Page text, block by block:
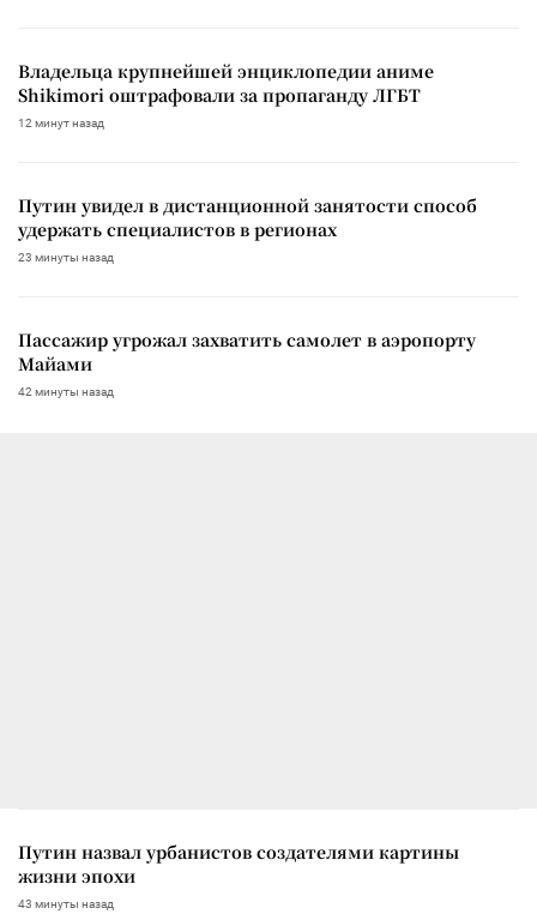
Владельца крупнейшей энциклопедии аниме
Shikimori оштрафовали за пропаганду ЛГБТ
12 минут назад
Путин увидел в дистанционной занятости способ
удержать специалистов в регионах
23 минуты назад
Пассажир угрожал захватить самолет в аэропорту
Майами
42 минуты назад
Путин назвал урбанистов создателями картины
жизни эпохи
43 минуты назад